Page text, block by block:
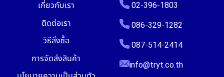
เกี่ยวกับเรา
ติดต่อเรา
วิธีสั่งซื้อ
การจัดส่งสินค้า
02-396-1803
086-329-1282
087-514-2414
info@tryt.co.th